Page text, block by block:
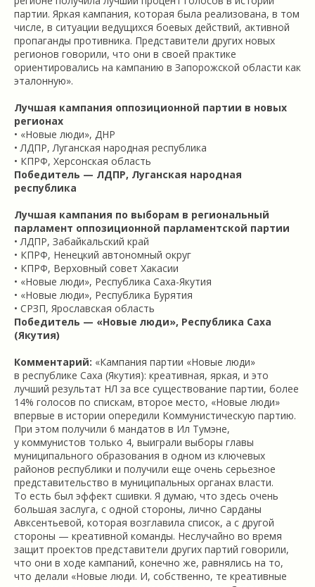
партии. Яркая кампания, которая была реализована, в том
числе, в ситуации ведущихся боевых действий, активной
пропаганды противника. Представители других новых
регионов говорили, что они в своей практике
ориентировались на кампанию в Запорожской области как
эталонную».
Лучшая кампания оппозиционной партии в новых
регионах
• «Новые люди», ДНР
• ЛДПР, Луганская народная республика
• КПРФ, Херсонская область
Победитель — ЛДПР, Луганская народная
республика
Лучшая кампания по выборам в региональный
парламент оппозиционной парламентской партии
• ЛДПР, Забайкальский край
• КПРФ, Ненецкий автономный округ
• КПРФ, Верховный совет Хакасии
• «Новые люди», Республика Саха-Якутия
• «Новые люди», Республика Бурятия
• СРЗП, Ярославская область
Победитель — «Новые люди», Республика Саха
(Якутия)
Комментарий: «Кампания партии «Новые люди»
в республике Саха (Якутия): креативная, яркая, и это
лучший результат НЛ за все существование партии, более
14% голосов по спискам, второе место, «Новые люди»
впервые в истории опередили Коммунистическую партию.
При этом получили 6 мандатов в Ил Тумэне,
у коммунистов только 4, выиграли выборы главы
муниципального образования в одном из ключевых
районов республики и получили еще очень серьезное
представительство в муниципальных органах власти.
То есть был эффект сшивки. Я думаю, что здесь очень
большая заслуга, с одной стороны, лично Сарданы
Авксентьевой, которая возглавила список, а с другой
стороны — креативной команды. Неслучайно во время
защит проектов представители других партий говорили,
что они в ходе кампаний, конечно же, равнялись на то,
что делали «Новые люди. И, собственно, те креативные